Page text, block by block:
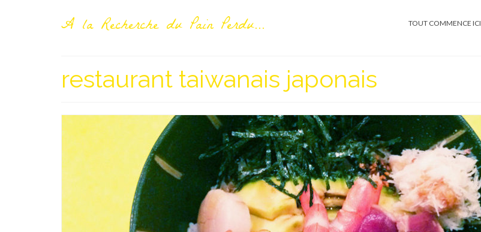
A la Recherche du Pain Perdu... TOUT COMMENCE ICI
restaurant taiwanais japonais